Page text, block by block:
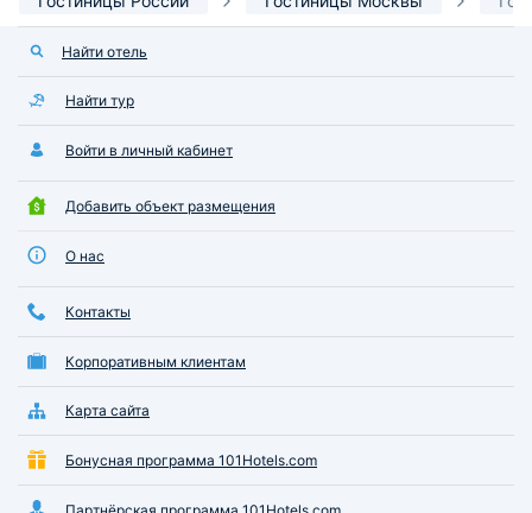
Найти отель
Найти тур
Войти в личный кабинет
Добавить объект размещения
О нас
Контакты
Корпоративным клиентам
Карта сайта
Бонусная программа 101Hotels.com